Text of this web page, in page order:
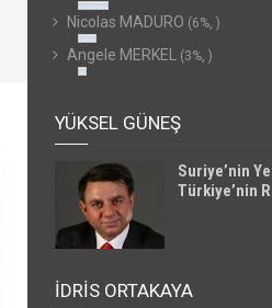
Nicolas MADURO (6%, )
Angele MERKEL (3%, )
YÜKSEL GÜNEŞ
Suriye’nin
Türkiye’nin
İDRİS ORTAKAYA